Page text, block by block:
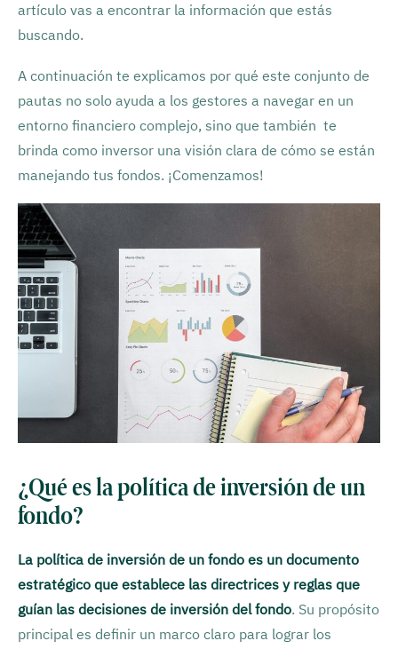
artículo vas a encontrar la información que estás
buscando.
A continuación te explicamos por qué este conjunto de
pautas no solo ayuda a los gestores a navegar en un
entorno financiero complejo, sino que también te
brinda como inversor una visión clara de cómo se están
manejando tus fondos. ¡Comenzamos!
¿Qué es la política de inversión de un
fondo?
La política de inversión de un fondo es un documento
estratégico que establece las directrices y reglas que
guían las decisiones de inversión del fondo. Su propósito
principal es definir un marco claro para lograr los